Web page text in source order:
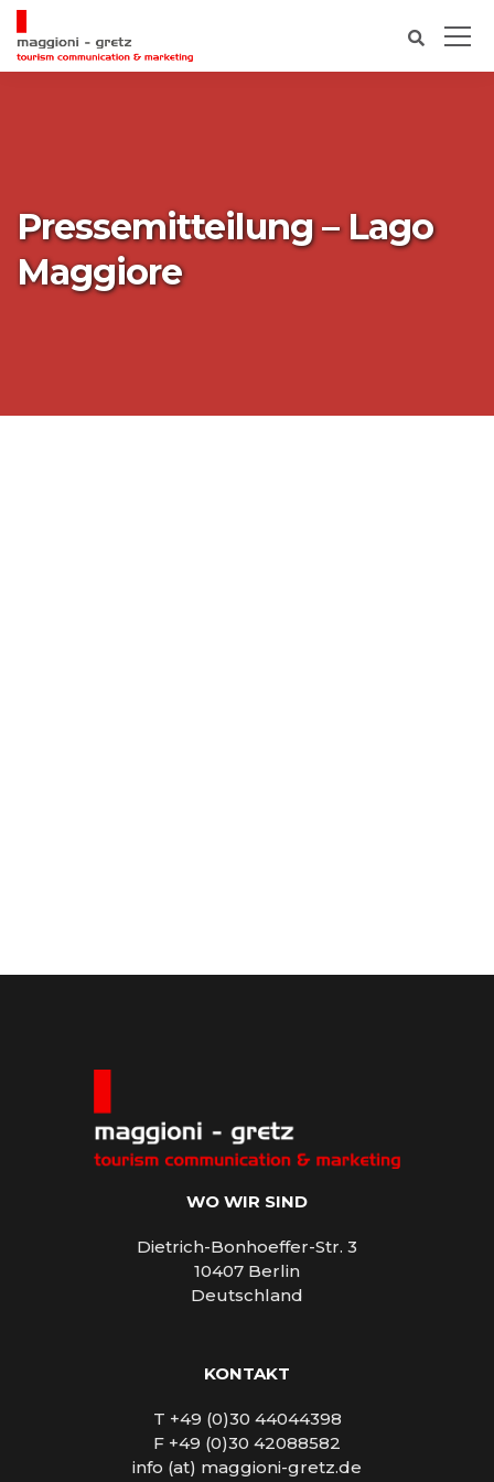
Pressemitteilung – Lago
Maggiore
WO WIR SIND
Dietrich-Bonhoeffer-Str. 3
10407 Berlin
Deutschland
KONTAKT
T +49 (0)30 44044398
F +49 (0)30 42088582
info (at) maggioni-gretz.de